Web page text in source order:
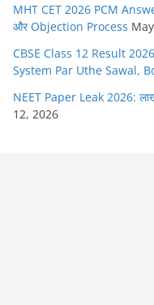
MHT CET 2026 PCM
और Objection Process
CBSE Class 12 Result
System Par Uthe Sawal,
NEET Paper Leak 2026:
12, 2026